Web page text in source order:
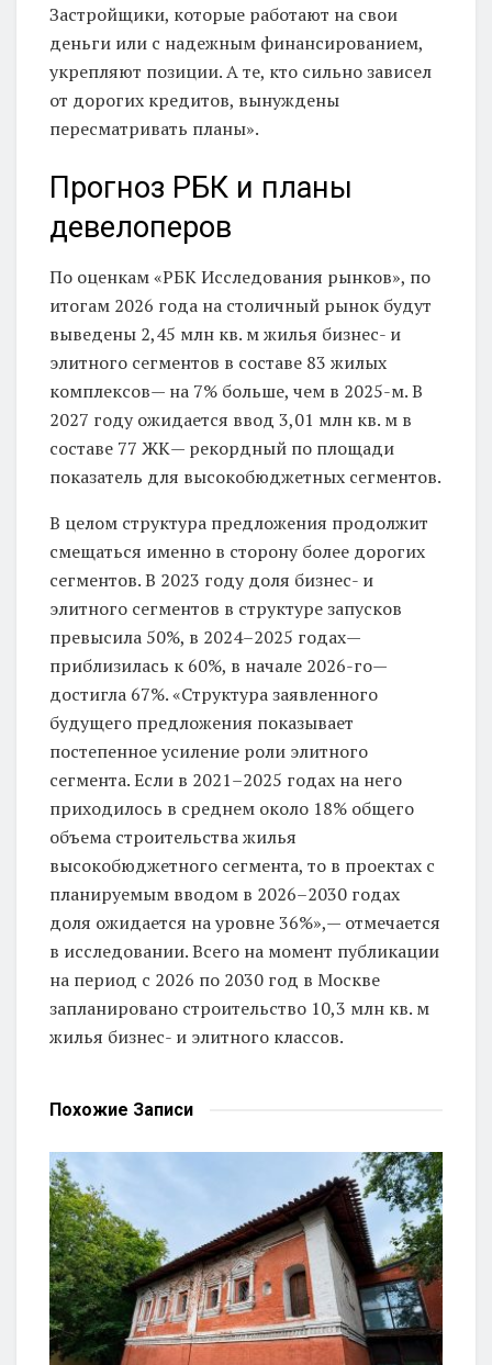
Застройщики, которые работают на свои
деньги или с надежным финансированием,
укрепляют позиции. А те, кто сильно зависел
от дорогих кредитов, вынуждены
пересматривать планы».
Прогноз РБК и планы
девелоперов
По оценкам «РБК Исследования рынков», по
итогам 2026 года на столичный рынок будут
выведены 2,45 млн кв. м жилья бизнес- и
элитного сегментов в составе 83 жилых
комплексов— на 7% больше, чем в 2025-м. В
2027 году ожидается ввод 3,01 млн кв. м в
составе 77 ЖК— рекордный по площади
показатель для высокобюджетных сегментов.
В целом структура предложения продолжит
смещаться именно в сторону более дорогих
сегментов. В 2023 году доля бизнес- и
элитного сегментов в структуре запусков
превысила 50%, в 2024–2025 годах—
приблизилась к 60%, в начале 2026-го—
достигла 67%. «Структура заявленного
будущего предложения показывает
постепенное усиление роли элитного
сегмента. Если в 2021–2025 годах на него
приходилось в среднем около 18% общего
объема строительства жилья
высокобюджетного сегмента, то в проектах с
планируемым вводом в 2026–2030 годах
доля ожидается на уровне 36%»,— отмечается
в исследовании. Всего на момент публикации
на период с 2026 по 2030 год в Москве
запланировано строительство 10,3 млн кв. м
жилья бизнес- и элитного классов.
Похожие Записи